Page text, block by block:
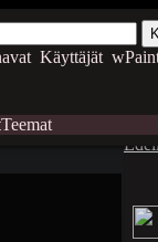
Käyttäjät
Teemat